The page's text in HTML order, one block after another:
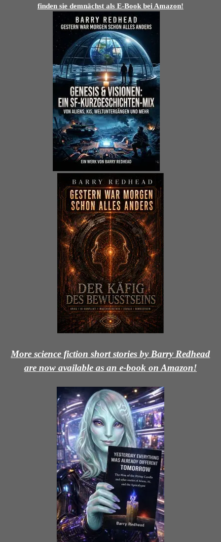
finden sie demnächst als E-Book bei Amazon!
More science fiction short stories by Barry Redhead
are now available as an e-book on Amazon!